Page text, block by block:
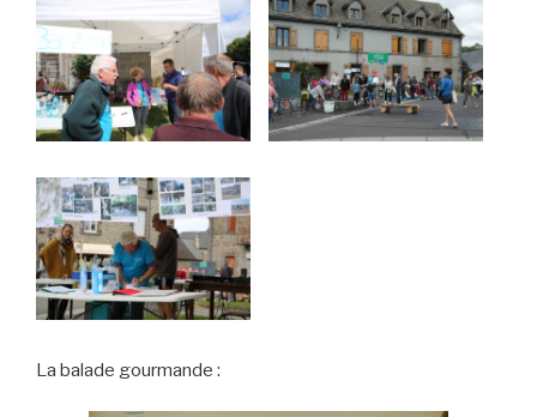
La balade gourmande :